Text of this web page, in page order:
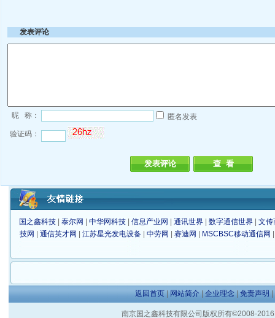
发表评论
昵 称：
匿名发表
验证码：
国之鑫科技 泰尔网 中华网科技 信息产业网 通讯世界 数字通信世界
文传
技网
通信英才网 江苏星光发电设备| 中劳网 赛迪网 MSCBSC移动通信网
返回首页| 网站简介 | 企业理念 | 免责声明 |
南京国之鑫科技有限公司版权所有©2008-